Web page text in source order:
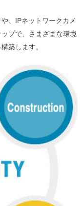
、IPネットワークカメ
プで、さまざまな環境
築します。